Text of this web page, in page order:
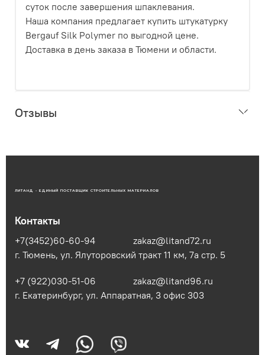
суток после завершения шпаклевания.
Наша компания предлагает купить штукатурку
Bergauf Silk Polymer по выгодной цене.
Доставка в день заказа в Тюмени и области.
Отзывы
ЛИТАНД - ЕДИНЫЙ ПОСТАВЩИК СТРОИТЕЛЬНЫХ МАТЕРИАЛОВ
Контакты
+7(3452)60-60-94
zakaz@litand72.ru
г. Тюмень, ул. Ялуторовский тракт 11 км, 7а стр. 5
+7 (922)030-51-06
zakaz@litand96.ru
г. Екатеринбург, ул. Аппаратная, 3​ офис 303